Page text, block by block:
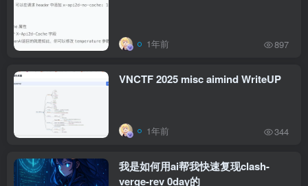
1年前 897
VNCTF 2025 misc aimind WriteUP
1年前 344
我是如何用ai帮我快速复现clash-
verge-rev 0day的